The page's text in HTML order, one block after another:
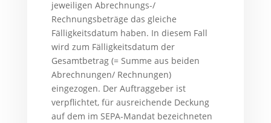
jeweiligen Abrechnungs-/
Rechnungsbeträge das gleiche
Fälligkeitsdatum haben. In diesem Fall
wird zum Fälligkeitsdatum der
Gesamtbetrag (= Summe aus beiden
Abrechnungen/ Rechnungen)
eingezogen. Der Auftraggeber ist
verpflichtet, für ausreichende Deckung
auf dem im SEPA-Mandat bezeichneten